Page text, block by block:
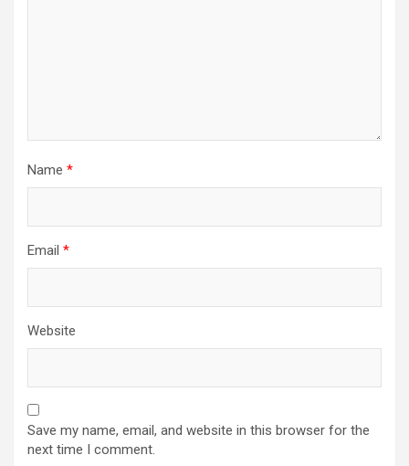
Name *
Email *
Website
Save my name, email, and website in this browser for the
next time I comment.